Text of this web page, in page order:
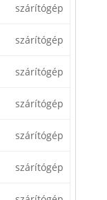
szárítógép
szárítógép
szárítógép
szárítógép
szárítógép
szárítógép